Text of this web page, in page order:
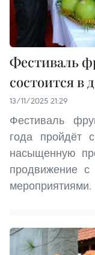
Фестиваль
состоится в
13/11/2025 21:29
Фестиваль
года пройдёт
насыщенную
продвижение с
мероприятиями.